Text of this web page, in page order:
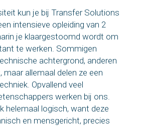
kun je bij Transfer Solutions
intensieve opleiding van 2
je klaargestoomd wordt om
te werken. Sommigen
achtergrond, anderen
maar allemaal delen ze een
Opvallend veel
werken bij ons.
helemaal logisch, want deze
en mensgericht, precies